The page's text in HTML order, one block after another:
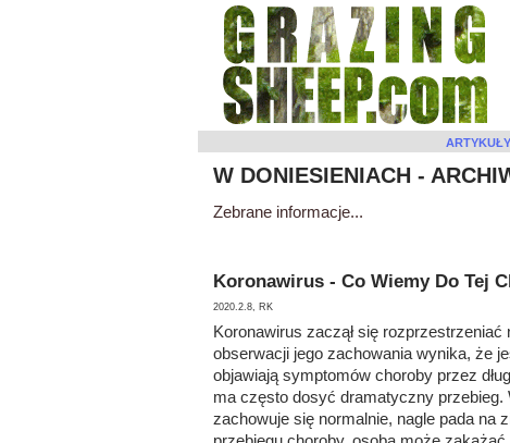
ARTYKUŁY
W DONIESIENIACH -
Zebrane informacje...
Koronawirus - Co Wiemy Do Tej
2020.2.8, RK
Koronawirus zaczął się
obserwacji jego zachowania wynika, że
objawiają symptomów choroby przez
ma często dosyć dramatyczny
zachowuje się normalnie, nagle pada na